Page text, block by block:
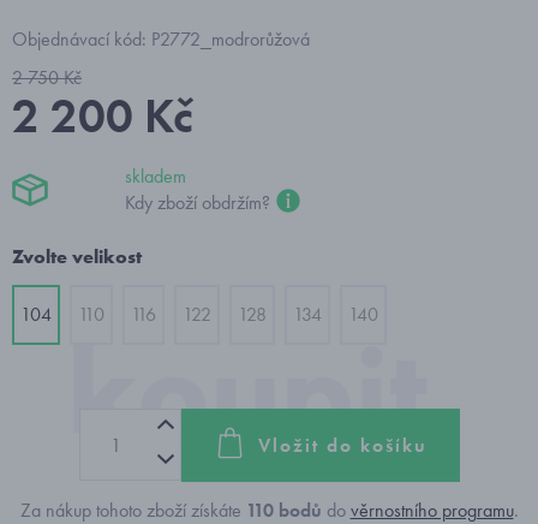
Objednávací kód: P2772_modrorůžová
2 750 Kč
2 200 Kč
skladem
Kdy zboží obdržím?
Zvolte velikost
104 110 116 122 128 134 140
Vložit do košíku
Za nákup tohoto zboží získáte 110bodů dověrnostního programu.